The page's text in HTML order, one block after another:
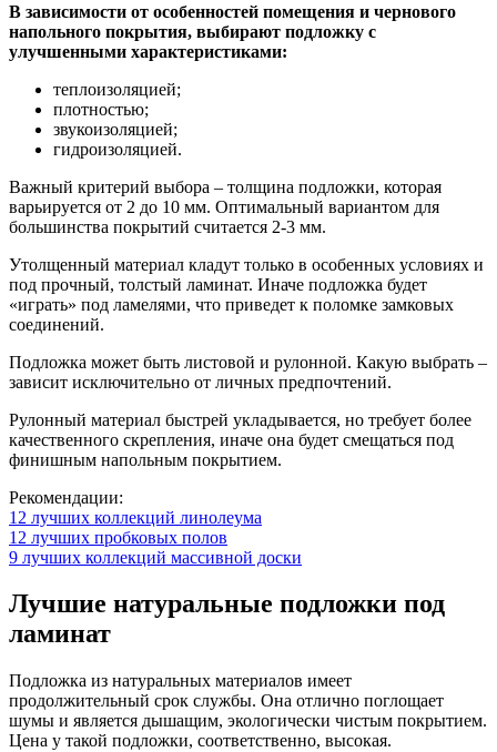
В зависимости от особенностей помещения и чернового
напольного покрытия, выбирают подложку с
улучшенными характеристиками:
теплоизоляцией;
плотностью;
звукоизоляцией;
гидроизоляцией.
Важный критерий выбора – толщина подложки, которая
варьируется от 2 до 10 мм. Оптимальный вариантом для
большинства покрытий считается 2-3 мм.
Утолщенный материал кладут только в особенных условиях и
под прочный, толстый ламинат. Иначе подложка будет
«играть» под ламелями, что приведет к поломке замковых
соединений.
Подложка может быть листовой и рулонной. Какую выбрать –
зависит исключительно от личных предпочтений.
Рулонный материал быстрей укладывается, но требует более
качественного скрепления, иначе она будет смещаться под
финишным напольным покрытием.
Рекомендации:
12 лучших коллекций линолеума
12 лучших пробковых полов
9 лучших коллекций массивной доски
Лучшие натуральные подложки под
ламинат
Подложка из натуральных материалов имеет
продолжительный срок службы. Она отлично поглощает
шумы и является дышащим, экологически чистым покрытием.
Цена у такой подложки, соответственно, высокая.